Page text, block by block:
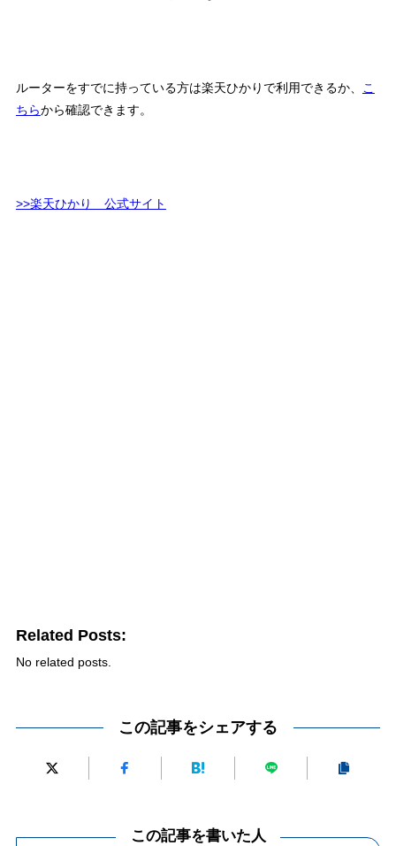
ルーターをすでに持っている方は楽天ひかりで利用できるか、 こ
ちらから確認できます。
>>楽天ひかり 公式サイト
Related Posts:
No related posts.
この記事をシェアする
この記事を書いた人